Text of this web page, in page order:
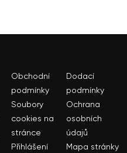
Obchodní
podmínky
Dodací
podmínky
Soubory
cookies na
stránce
Ochrana
osobních
údajů
Přihlášení
Mapa stránky